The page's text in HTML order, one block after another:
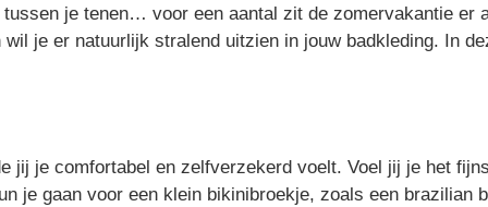
je tenen… voor een aantal zit de zomervakantie er
je er natuurlijk stralend uitzien in jouw badkleding. In
jij je comfortabel en zelfverzekerd voelt. Voel jij je het
je gaan voor een klein bikinibroekje, zoals een